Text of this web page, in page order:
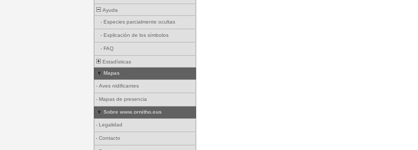
Ayuda
- Especies parcialmente ocultas
- Explicación de los símbolos
- FAQ
Estadísticas
Mapas
- Aves nidificantes
- Mapas de presencia
Sobre www.ornitho.eus
- Legalidad
- Contacto